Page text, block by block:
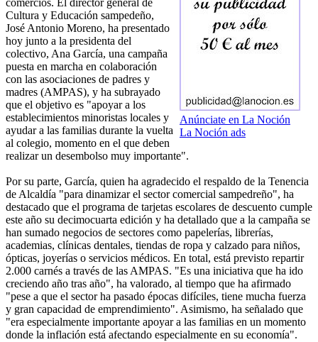
Anúnciate en La Noción
La Noción ads
comercios. El director general de
Cultura y Educación sampedeño,
José Antonio Moreno, ha presentado
hoy junto a la presidenta del
colectivo, Ana García, una campaña
puesta en marcha en colaboración
con las asociaciones de padres y
madres (AMPAS), y ha subrayado
que el objetivo es "apoyar a los
establecimientos minoristas locales y
ayudar a las familias durante la vuelta
al colegio, momento en el que deben
realizar un desembolso muy importante".
Por su parte, García, quien ha agradecido el respaldo de la Tenencia
de Alcaldía "para dinamizar el sector comercial sampedreño", ha
destacado que el programa de tarjetas escolares de descuento cumple
este año su decimocuarta edición y ha detallado que a la campaña se
han sumado negocios de sectores como papelerías, librerías,
academias, clínicas dentales, tiendas de ropa y calzado para niños,
ópticas, joyerías o servicios médicos. En total, está previsto repartir
2.000 carnés a través de las AMPAS. "Es una iniciativa que ha ido
creciendo año tras año", ha valorado, al tiempo que ha afirmado
"pese a que el sector ha pasado épocas difíciles, tiene mucha fuerza
y gran capacidad de emprendimiento". Asimismo, ha señalado que
"era especialmente importante apoyar a las familias en un momento
donde la inflación está afectando especialmente en su economía".